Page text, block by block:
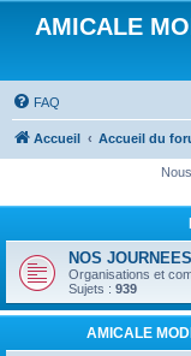
AMICALE
FAQ
Accueil Accueil du
NOS
Organisations et
Sujets : 939
AMICALE